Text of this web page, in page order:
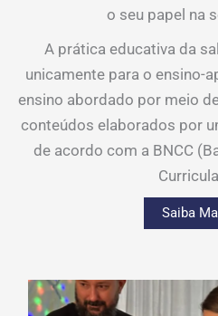
o seu papel na
A prática educativa da
unicamente para o ensino-
ensino abordado por meio
conteúdos elaborados por
de acordo com a BNCC
Saiba